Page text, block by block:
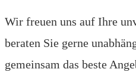
Wir freuen uns auf Ihre
beraten Sie gerne
gemeinsam das beste